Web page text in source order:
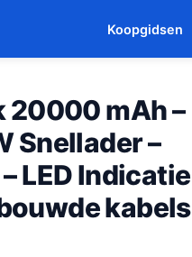
Koopgidsen
20000 mAh –
Snellader –
LED Indicatie
kabels